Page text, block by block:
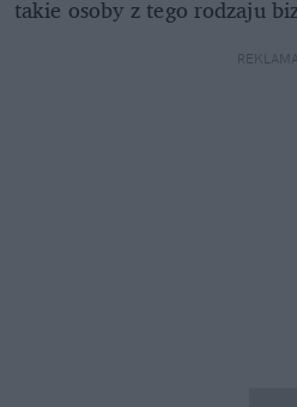
takie osoby z tego rodzaju
REKLAMA